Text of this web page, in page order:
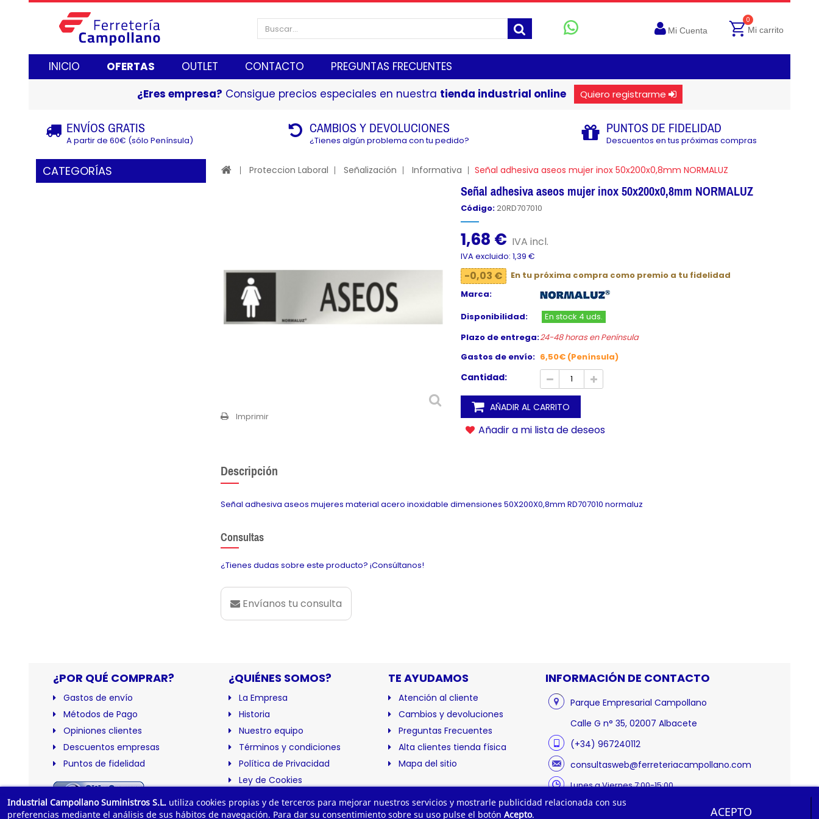
INICIO OFERTAS OUTLET CONTACTO PREGUNTAS FRECUENTES
Mi Cuenta
0
Mi carrito
¿Eres empresa? Consigue precios especiales en nuestra tienda industrial online Quiero registrarme
ENVÍOS GRATIS
A partir de 60€ (sólo Península)
CAMBIOS Y DEVOLUCIONES
¿Tienes algún problema con tu pedido?
PUNTOS DE FIDELIDAD
Descuentos en tus próximas compras
CATEGORÍAS Proteccion Laboral Señalización Informativa Señal adhesiva aseos mujer inox 50x200x0,8mm NORMALUZ
Imprimir
Señal adhesiva aseos mujer inox 50x200x0,8mm NORMALUZ
Código:20RD707010
1,68 € IVA incl.
IVA excluido: 1,39 €
-0,03 €
En tu próxima compra como premio a tu fidelidad
Marca:
Disponibilidad:
En stock 4 uds.
Plazo de entrega:24-48 horas en Península
Gastos de envío: 6,50€ (Península)
Cantidad:
AÑADIR AL CARRITO
Añadir a mi lista de deseos
Descripción
Señal adhesiva aseos mujeres material acero inoxidable dimensiones 50X200X0,8mm RD707010 normaluz
Consultas
¿Tienes dudas sobre este producto? ¡Consúltanos!
Envíanos tu consulta
¿POR QUÉ COMPRAR?
Gastos de envío
Métodos de Pago
Opiniones clientes
Descuentos empresas
Puntos de fidelidad
¿QUIÉNES SOMOS?
La Empresa
Historia
Nuestro equipo
Términos y condiciones
Política de Privacidad
Ley de Cookies
Certificación
TE AYUDAMOS
Atención al cliente
Cambios y devoluciones
Preguntas Frecuentes
Alta clientes tienda física
Mapa del sitio
INFORMACIÓN DE CONTACTO
Parque Empresarial Campollano
Calle G n° 35, 02007 Albacete
(+34) 967240112
consultasweb@ferreteriacampollano.com
Lunes a Viernes 7:00-15:00
Industrial Campollano Suministros S.L. utiliza cookies propias y de terceros para mejorar nuestros servicios y mostrarle publicidad relacionada con sus
preferencias mediante el análisis de sus hábitos de navegación. Para dar su consentimiento sobre su uso pulse el botón Acepto. ACEPTO